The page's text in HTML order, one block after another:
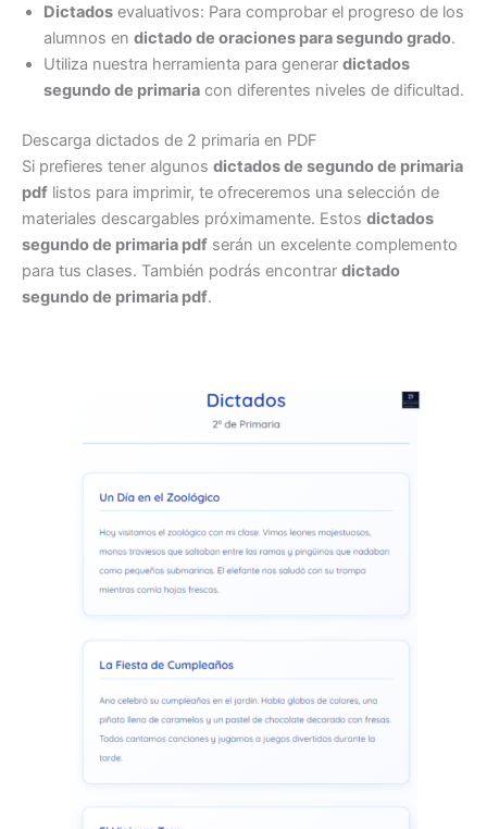
Dictados evaluativos: Para comprobar el progreso de los
alumnos en dictado de oraciones para segundo grado.
Utiliza nuestra herramienta para generar dictados
segundo de primaria con diferentes niveles de dificultad.
Descarga dictados de 2 primaria en PDF
Si prefieres tener algunos dictados de segundo de primaria
pdf listos para imprimir, te ofreceremos una selección de
materiales descargables próximamente. Estos dictados
segundo de primaria pdf serán un excelente complemento
para tus clases. También podrás encontrar dictado
segundo de primaria pdf.